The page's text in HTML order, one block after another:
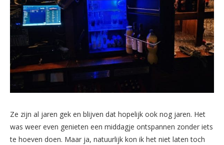
Ze zijn al jaren gek en blijven dat hopelijk ook nog jaren. Het
was weer even genieten een middagje ontspannen zonder iets
te hoeven doen. Maar ja, natuurlijk kon ik het niet laten toch